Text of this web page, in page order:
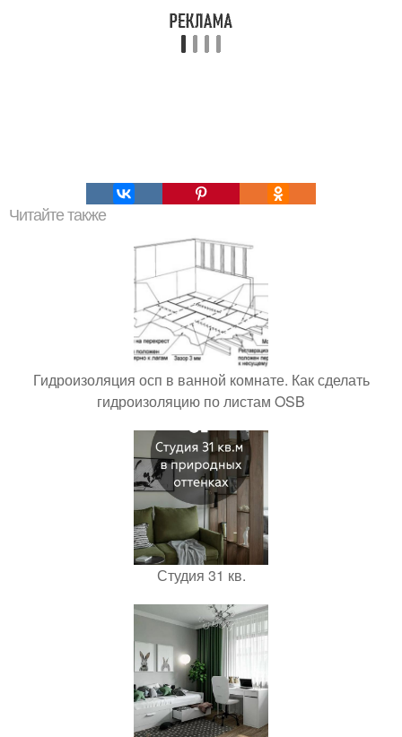
Читайте также
Гидроизоляция осп в ванной комнате. Как сделать
гидроизоляцию по листам OSB
Студия 31 кв.